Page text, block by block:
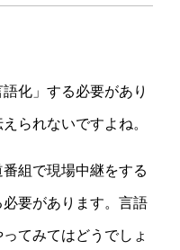
化」する必要があり
られないですよね。
組で現場中継をする
要があります。言語
てみてはどうでしょ